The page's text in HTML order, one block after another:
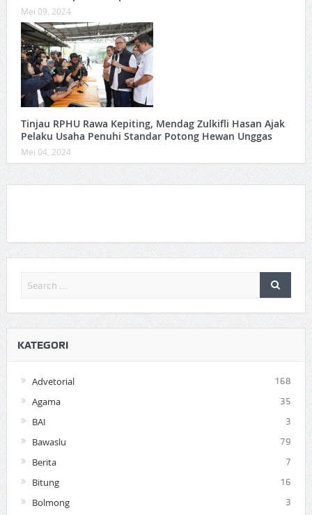
Mei 09, 2024
Tinjau RPHU Rawa Kepiting, Mendag Zulkifli Hasan Ajak
Pelaku Usaha Penuhi Standar Potong Hewan Unggas
Mei 04, 2024
KATEGORI
Advetorial 168
Agama 35
BAI 3
Bawaslu 79
Berita 7
Bitung 16
Bolmong 3